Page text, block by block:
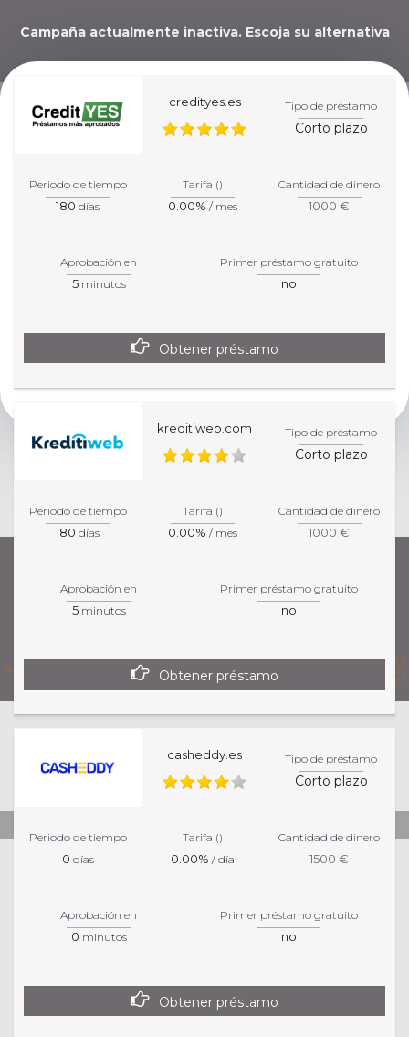
Campaña actualmente inactiva. Escoja su alternativa
ELEGIR EL MEJOR
CRÉDITO PARA TU
SITUACIÓN!
credityes.es Tipo de préstamo
Corto plazo
Periodo de tiempo
180 días
Tarifa ()
0.00% / mes
Cantidad de dinero
1000 €
Aprobación en
5minutos
Primer préstamo gratuito
no
Obtener préstamo
kreditiweb.com Tipo de préstamo
Corto plazo
Periodo de tiempo
180 días
Tarifa ()
0.00% / mes
Cantidad de dinero
1000 €
Aprobación en
5minutos
Primer préstamo gratuito
no
Obtener préstamo
casheddy.es Tipo de préstamo
Corto plazo
Periodo de tiempo
0 días
Tarifa ()
0.00% / día
Cantidad de dinero
1500 €
Aprobación en
0 minutos
Primer préstamo gratuito
no
Obtener préstamo
Esta página de inicio es informativa. Para una
información más precisa sobre los productos y
servicios, por favor, visita la página específica del